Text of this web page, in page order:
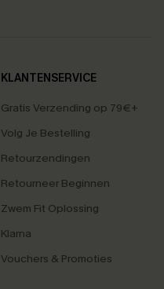
KLANTENSERVICE
Gratis Verzending op 79€+
Volg Je Bestelling
Retourzendingen
Retourneer Beginnen
Zwem Fit Oplossing
Klarna
Vouchers & Promoties